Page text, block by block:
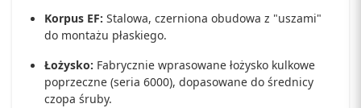
Korpus EF: Stalowa, czerniona obudowa z "uszami"
do montażu płaskiego.
Łożysko: Fabrycznie wprasowane łożysko kulkowe
poprzeczne (seria 6000), dopasowane do średnicy
czopa śruby.